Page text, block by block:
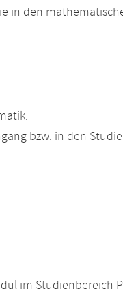
in den
bzw. in den
im Studienbereich